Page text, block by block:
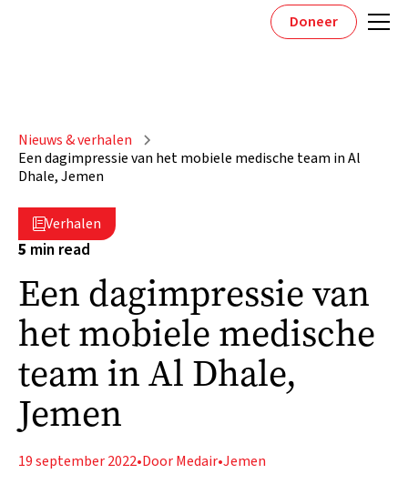
Doneer
Nieuws & verhalen
Een dagimpressie van het mobiele medische team in Al
Dhale, Jemen
Verhalen
5 min read
Een dagimpressie van
het mobiele medische
team in Al Dhale,
Jemen
19 september 2022•Door Medair•Jemen